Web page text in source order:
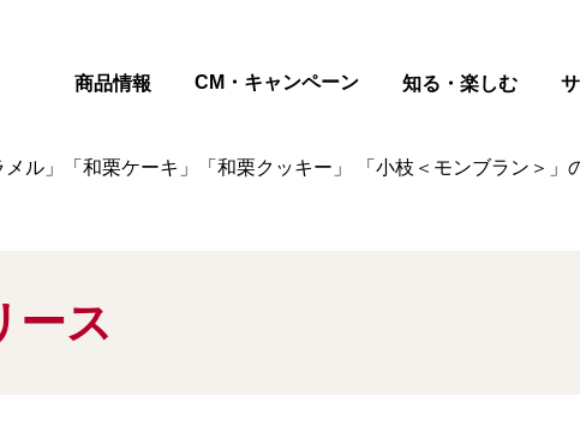
商品情報 CM・キャンペーン 知る・楽しむ
ル」「和栗ケーキ」「和栗クッキー」 「小枝＜モンブラン＞
ース